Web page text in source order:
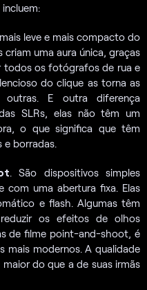
mais leve e mais compacto do
criam uma aura única, graças
todos os fotógrafos de rua e
do clique as torna as
E outra diferença
SLRs, elas não têm um
o que significa que têm
borradas.
. São dispositivos simples
uma abertura fixa. Elas
e flash. Algumas têm
os efeitos de olhos
de filme point-and-shoot, é
mais modernos. A qualidade
do que a de suas irmãs